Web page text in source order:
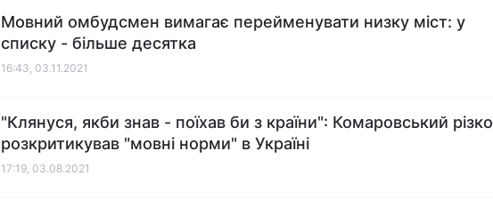
Мовний омбудсмен вимагає перейменувати низку міст: у
списку - більше десятка
16:43, 03.11.2021
"Клянуся, якби знав - поїхав би з країни": Комаровський різко
розкритикував "мовні норми" в Україні
17:19, 03.08.2021